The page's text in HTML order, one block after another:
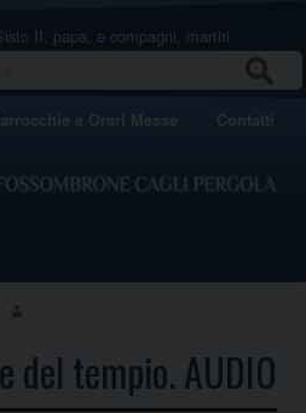
II, papa, e compagni, martiri
e Orari Messe Contatti
del tempio. AUDIO